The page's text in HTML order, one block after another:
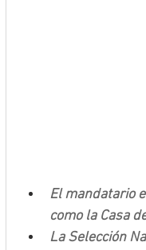
El mandatario
como la Casa
La Selección